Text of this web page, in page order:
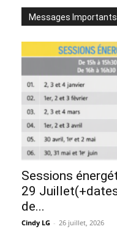
Messages Importants
Sessions
29
de...
Cindy LG - 26 juillet, 2026